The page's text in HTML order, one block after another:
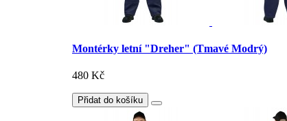
Montérky letní "Dreher" (Tmavé Modrý)
480 Kč
Přidat do košíku